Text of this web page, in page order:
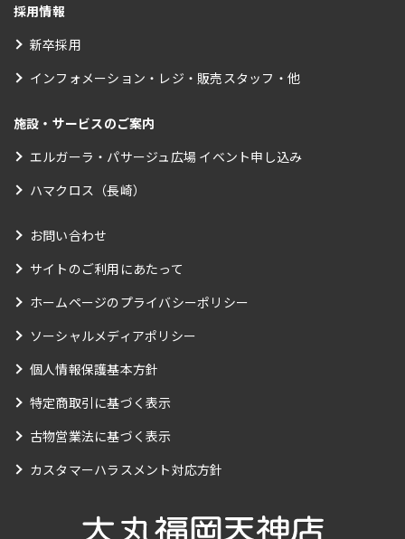
採用情報
新卒採用
インフォメーション・レジ・販売スタッフ・他
施設・サービスのご案内
エルガーラ・パサージュ広場 イベント申し込み
ハマクロス（長崎）
お問い合わせ
サイトのご利用にあたって
ホームページのプライバシーポリシー
ソーシャルメディアポリシー
個人情報保護基本方針
特定商取引に基づく表示
古物営業法に基づく表示
カスタマーハラスメント対応方針